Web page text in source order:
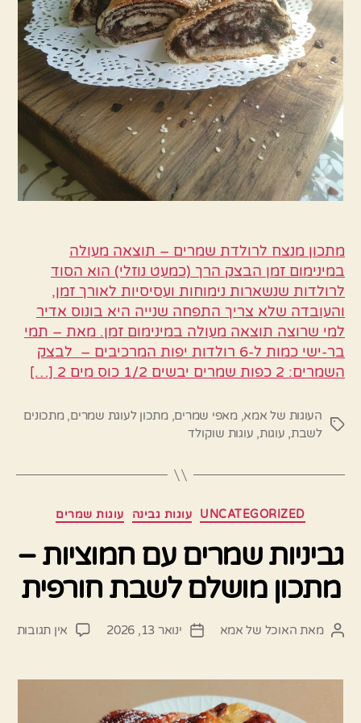
מתכון מנצח לרולדת שמרים – תוצאה מעולה
במינימום זמן הבצק הרך (כמעט נוזלי) הוא הסוד
לרולדות שנשארות נימוחות ועסיסיות לאורך זמן,
והעובדה שלא צריך התפחה שנייה היא בונוס אדיר
למי שרוצה תוצאה מעולה במינימום זמן. מאת – תמי
בר-ישי כמות ל-6 רולדות יפות המרכיבים – לבצק
השמרים: 2 כפות שמרים יבשים 1/2 כוס מים 2 […]
תגיות
העוגות של אמא,מאפי שמרים,מתכון לעוגת שמרים,מתכונים
לשבת, עוגות, עוגות שוקולד
קטגוריות UNCATEGORIZED עוגות גבינה עוגות שמרים
גביניות שמרים עם חמוציות –
מתכון מושלם לשבת חורפית
המחבר
מאת האוכל של אמא
תאריך
ינואר 13, 2026 אין תגובות